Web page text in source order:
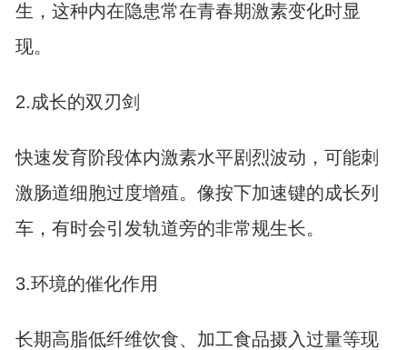
生，这种内在隐患常在青春期激素变化时显
现。
2.成长的双刃剑
快速发育阶段体内激素水平剧烈波动，可能刺
激肠道细胞过度增殖。像按下加速键的成长列
车，有时会引发轨道旁的非常规生长。
3.环境的催化作用
长期高脂低纤维饮食、加工食品摄入过量等现